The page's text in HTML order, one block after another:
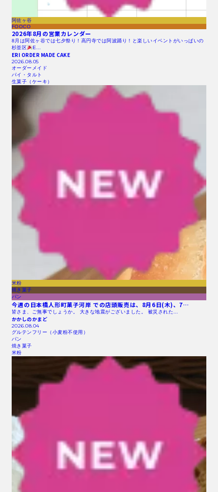
阿佐ヶ谷
FOOCO
2026年8月の営業カレンダー
8月は阿佐ヶ谷では七夕祭り！高円寺では阿波踊り！と楽しいイベントがいっぱいの
杉並区
E…
ERI ORDER MADE CAKE
2026.08.05
オーダーメイド
パイ・タルト
生菓子（ケーキ）
米粉
焼き菓子
パン
今週の日本橋人形町菓子河岸 での店頭販売は、8月6日(木)、7…
皆さま、ご無事でしょうか。 大きな地震がございました。 被災された…
かかしのかまど
2026.08.04
グルテンフリー（小麦粉不使用）
パン
焼き菓子
米粉